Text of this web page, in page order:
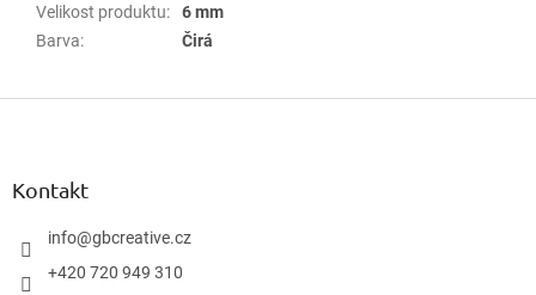
Velikost produktu:
6 mm
Barva: Čirá
Z
Kontakt
info@gbcreative.cz
+420 720 949 310